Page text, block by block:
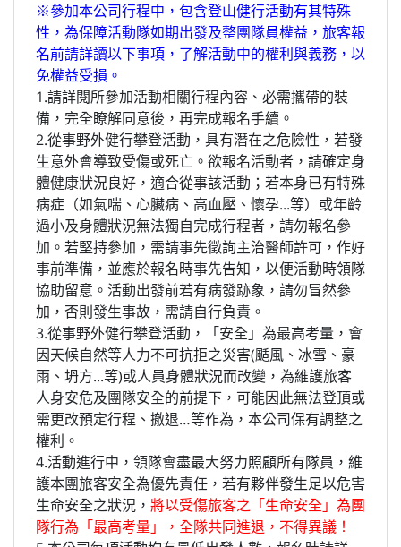
※參加本公司行程中，包含登山健行活動有其特殊
性，為保障活動隊如期出發及整團隊員權益，旅客報
名前請詳讀以下事項，了解活動中的權利與義務，以
免權益受損。
1.請詳閱所參加活動相關行程內容、必需攜帶的裝
備，完全瞭解同意後，再完成報名手續。
2.從事野外健行攀登活動，具有潛在之危險性，若發
生意外會導致受傷或死亡。欲報名活動者，請確定身
體健康狀況良好，適合從事該活動；若本身已有特殊
病症（如氣喘、心臟病、高血壓、懷孕...等）或年齡
過小及身體狀況無法獨自完成行程者，請勿報名參
加。若堅持參加，需請事先徵詢主治醫師許可，作好
事前準備，並應於報名時事先告知，以便活動時領隊
協助留意。活動出發前若有病發跡象，請勿冒然參
加，否則發生事故，需請自行負責。
3.從事野外健行攀登活動，「安全」為最高考量，會
因天候自然等人力不可抗拒之災害(颳風、冰雪、豪
雨、坍方...等)或人員身體狀況而改變，為維護旅客
人身安危及團隊安全的前提下，可能因此無法登頂或
需更改預定行程、撤退…等作為，本公司保有調整之
權利。
4.活動進行中，領隊會盡最大努力照顧所有隊員，維
護本團旅客安全為優先責任，若有夥伴發生足以危害
生命安全之狀況， 將以受傷旅客之「生命安全」為團
隊行為「最高考量」，全隊共同進退，不得異議！